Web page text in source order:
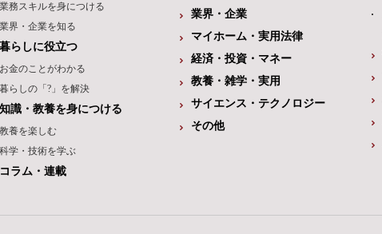
業務スキルを身につける
業界・企業を知る
暮らしに役立つ
お金のことがわかる
暮らしの「?」を解決
知識・教養を身につける
教養を楽しむ
科学・技術を学ぶ
コラム・連載
業界・企業
マイホーム・実用法律
経済・投資・マネー
教養・雑学・実用
サイエンス・テクノロジー
その他